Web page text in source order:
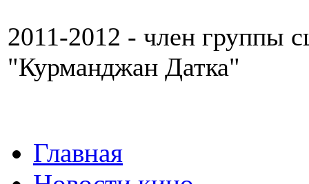
2011-2012 - член группы
"Курманджан Датка"
Главная